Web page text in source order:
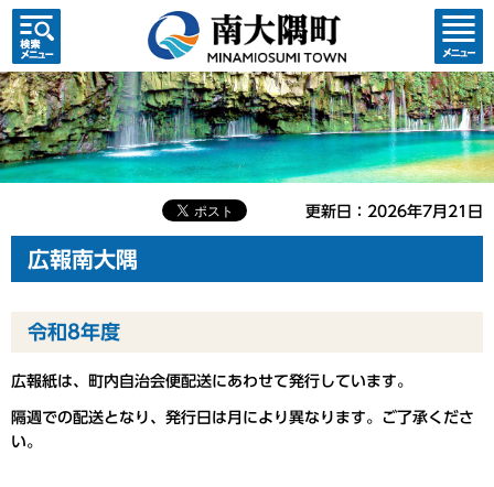
検索・
共通メ
ニュー
コンテ
ンツメ
ニュー
更新日：2026年7月21日
広報南大隅
令和8年度
広報紙は、町内自治会便配送にあわせて発行しています。
隔週での配送となり、発行日は月により異なります。ご了承くださ
い。